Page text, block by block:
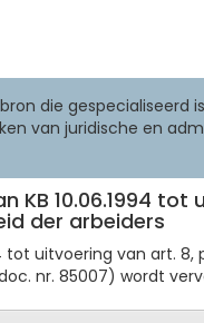
die gespecialiseerd
van juridische en
KB 10.06.1994
der arbeiders
tot uitvoering van art.
nr. 85007) wordt